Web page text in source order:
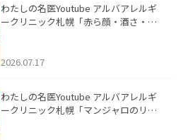
わたしの名医Youtube アルバアレルギ
ークリニック札幌「赤ら顔・酒さ・ニ
した。
2026.07.17
わたしの名医Youtube アルバアレルギ
ークリニック札幌「マンジャロのリア